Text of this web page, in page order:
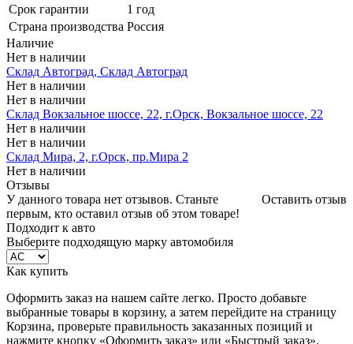
Срок гарантии
1 год
Страна производства Россия
Наличие
Нет в наличии
Склад Автоград, Склад Автоград
Нет в наличии
Нет в наличии
Склад Вокзальное шоссе, 22, г.Орск, Вокзальное шоссе, 22
Нет в наличии
Нет в наличии
Склад Мира, 2, г.Орск, пр.Мира 2
Нет в наличии
Отзывы
Оставить отзыв
У данного товара нет отзывов. Станьте
первым, кто оставил отзыв об этом товаре!
Подходит к авто
Выберите подходящую марку автомобиля
Как купить
Оформить заказ на нашем сайте легко. Просто добавьте
выбранные товары в корзину, а затем перейдите на страницу
Корзина, проверьте правильность заказанных позиций и
нажмите кнопку «Оформить заказ» или «Быстрый заказ».